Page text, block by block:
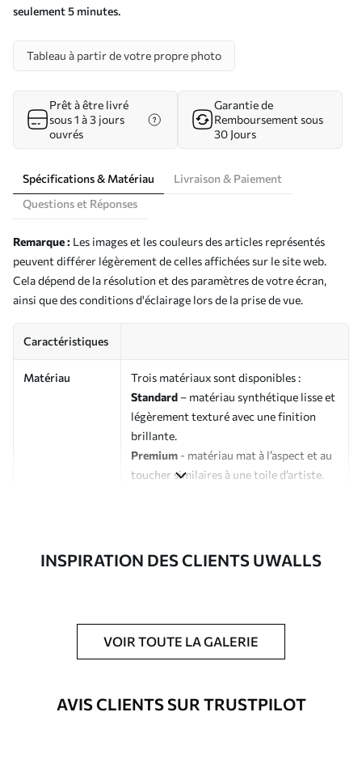
seulement 5 minutes.
Tableau à partir de votre propre photo
Prêt à être livré
sous 1 à 3 jours
ouvrés
Garantie de
Remboursement sous
30 Jours
Spécifications & Matériau
Livraison & Paiement
Questions et Réponses
Remarque : Les images et les couleurs des articles représentés
peuvent différer légèrement de celles affichées sur le site web.
Cela dépend de la résolution et des paramètres de votre écran,
ainsi que des conditions d'éclairage lors de la prise de vue.
Caractéristiques
Matériau
Trois matériaux sont disponibles :
Standard – matériau synthétique lisse et
légèrement texturé avec une finition
brillante.
Premium - matériau mat à l’aspect et au
toucher similaires à une toile d’artiste.
Possibilité d'ajouter un vernis
protecteur pour renforcer la durabilité
du tableau.
Matériaux disponibles
INSPIRATION DES CLIENTS UWALLS
VOIR TOUTE LA GALERIE
AVIS CLIENTS SUR TRUSTPILOT